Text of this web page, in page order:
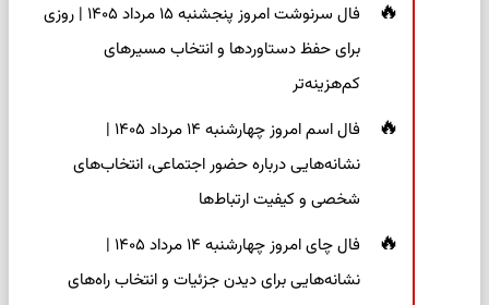
فال سرنوشت امروز پنجشنبه ۱۵ مرداد ۱۴۰۵ | روزی
برای حفظ دستاوردها و انتخاب مسیرهای
کم‌هزینه‌تر
فال اسم امروز چهارشنبه ۱۴ مرداد ۱۴۰۵ |
نشانه‌هایی درباره حضور اجتماعی، انتخاب‌های
شخصی و کیفیت ارتباط‌ها
فال چای امروز چهارشنبه ۱۴ مرداد ۱۴۰۵ |
نشانه‌هایی برای دیدن جزئیات و انتخاب راه‌های